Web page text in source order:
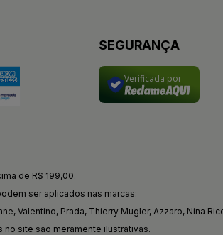
SEGURANÇA
Verificada por
de R$ 199,00.
ser aplicados nas marcas:
Valentino, Prada, Thierry Mugler, Azzaro, Nina
site são meramente ilustrativas.